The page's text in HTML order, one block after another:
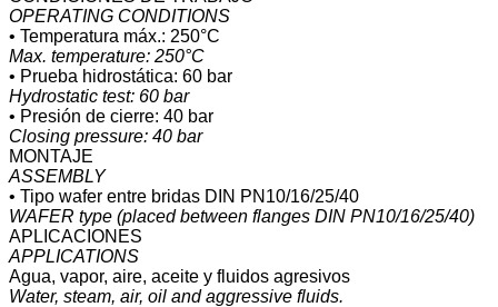
OPERATING CONDITIONS
• Temperatura máx.: 250°C
Max. temperature: 250°C
• Prueba hidrostática: 60 bar
Hydrostatic test: 60 bar
• Presión de cierre: 40 bar
Closing pressure: 40 bar
MONTAJE
ASSEMBLY
• Tipo wafer entre bridas DIN PN10/16/25/40
WAFER type (placed between flanges DIN PN10/16/25/40)
APLICACIONES
APPLICATIONS
Agua, vapor, aire, aceite y fluidos agresivos
Water, steam, air, oil and aggressive fluids.